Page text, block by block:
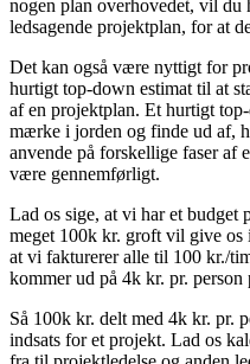
nogen plan overhovedet, vil du
ledsagende projektplan, for at
Det kan også være nyttigt for
hurtigt top-down estimat til at
af en projektplan. Et hurtigt
mærke i jorden og finde ud af,
anvende på forskellige faser af
være gennemførligt.
Lad os sige, at vi har et
meget 100k kr. groft vil give os
at vi fakturerer alle til 100 kr./
kommer ud på 4k kr. pr. person
Så 100k kr. delt med 4k kr. pr.
indsats for et projekt. Lad os